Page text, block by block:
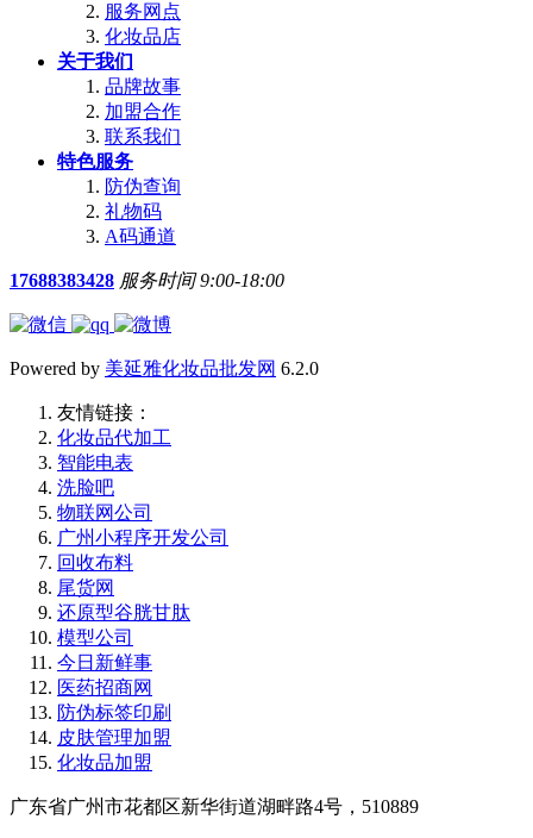
服务网点
化妆品店
关于我们
品牌故事
加盟合作
联系我们
特色服务
防伪查询
礼物码
A码通道
17688383428 服务时间 9:00-18:00
Powered by 美延雅化妆品批发网 6.2.0
友情链接：
化妆品代加工
智能电表
洗脸吧
物联网公司
广州小程序开发公司
回收布料
尾货网
还原型谷胱甘肽
模型公司
今日新鲜事
医药招商网
防伪标签印刷
皮肤管理加盟
化妆品加盟
广东省广州市花都区新华街道湖畔路4号，510889